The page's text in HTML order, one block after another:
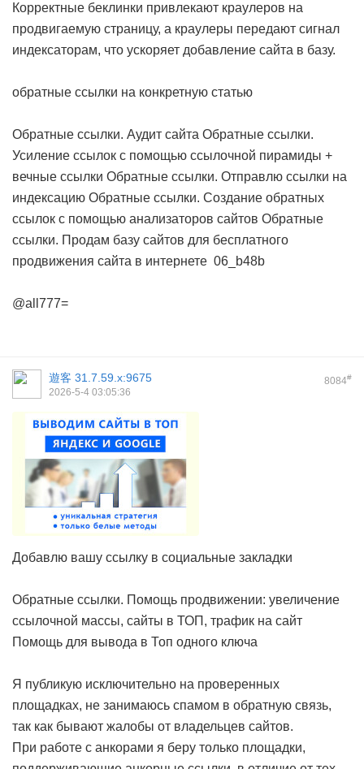
Корректные беклинки привлекают краулеров на
продвигаемую страницу, а краулеры передают сигнал
индексаторам, что ускоряет добавление сайта в базу.
обратные ссылки на конкретную статью
Обратные ссылки. Аудит сайта Обратные ссылки.
Усиление ссылок с помощью ссылочной пирамиды +
вечные ссылки Обратные ссылки. Отправлю ссылки на
индексацию Обратные ссылки. Создание обратных
ссылок с помощью анализаторов сайтов Обратные
ссылки. Продам базу сайтов для бесплатного
продвижения сайта в интернете 06_b48b
@all777=
8084#
遊客 31.7.59.x:9675
2026-5-4 03:05:36
Добавлю вашу ссылку в социальные закладки
Обратные ссылки. Помощь продвижении: увеличение
ссылочной массы, сайты в ТОП, трафик на сайт
Помощь для вывода в Топ одного ключа
Я публикую исключительно на проверенных
площадках, не занимаюсь спамом в обратную связь,
так как бывают жалобы от владельцев сайтов.
При работе с анкорами я беру только площадки,